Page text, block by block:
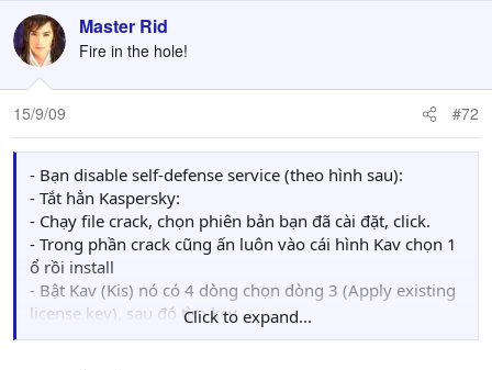
cần tìm
- Đã hoàn thành key
- Đừng nghỉ vội còn bước nữa hãy tắt Kav (Kis)
- Đã freeze xong
- Bây giờ vào Kav (Kis) nó lại đòi nhập key. Hãy tìm key
mà trước khi freeze bạn dùng
- Rồi bạn làm ngược lại bước 1, 2: bật Kaspersky lên,
enable lại Self-Defense
Master Rid
Fire in the hole!
15/9/09 #72
- Bạn disable self-defense service (theo hình sau):
- Tắt hẳn Kaspersky:
- Chạy file crack, chọn phiên bản bạn đã cài đặt, click.
- Trong phần crack cũng ấn luôn vào cái hình Kav chọn 1
ổ rồi install
- Bật Kav (Kis) nó có 4 dòng chọn dòng 3 (Apply existing
license key), sau đó tìm key
- Bạn còn nhớ lúc mình install trong cái crack chứ tìm vào
Click to expand...